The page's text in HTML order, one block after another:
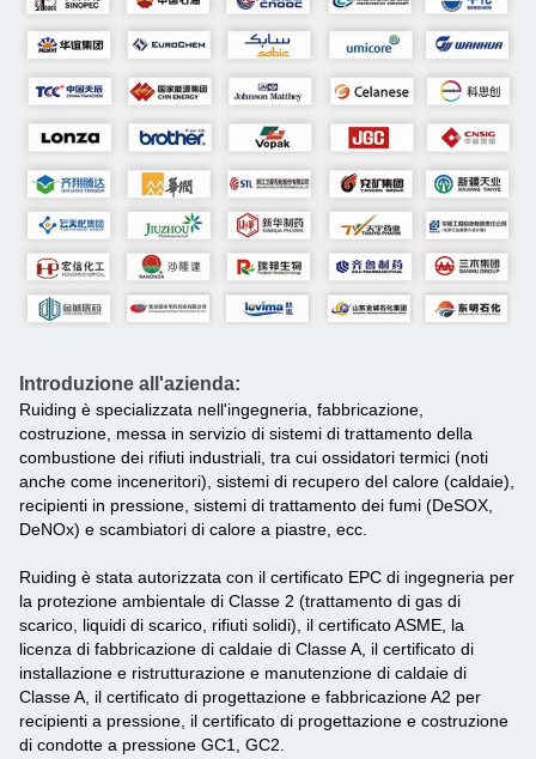
Introduzione all'azienda:
Ruiding è specializzata nell'ingegneria, fabbricazione,
costruzione, messa in servizio di sistemi di trattamento della
combustione dei rifiuti industriali, tra cui ossidatori termici (noti
anche come inceneritori), sistemi di recupero del calore (caldaie),
recipienti in pressione, sistemi di trattamento dei fumi (DeSOX,
DeNOx) e scambiatori di calore a piastre, ecc.
Ruiding è stata autorizzata con il certificato EPC di ingegneria per
la protezione ambientale di Classe 2 (trattamento di gas di
scarico, liquidi di scarico, rifiuti solidi), il certificato ASME, la
licenza di fabbricazione di caldaie di Classe A, il certificato di
installazione e ristrutturazione e manutenzione di caldaie di
Classe A, il certificato di progettazione e fabbricazione A2 per
recipienti a pressione, il certificato di progettazione e costruzione
di condotte a pressione GC1, GC2.